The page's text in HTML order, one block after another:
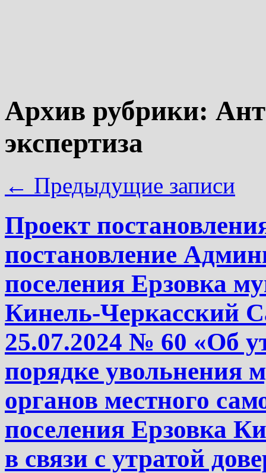
Архив рубрики:
экспертиза
← Предыдущие записи
Проект
постановление
поселения Ерзовка
Кинель-Черкасский
25.07.2024 № 60 «Об
порядке увольнения
органов местного
поселения Ерзовка
в связи с утратой